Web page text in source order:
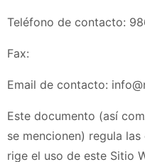
Teléfono de contacto:
Fax:
Email de contacto:
Este documento (así
se mencionen) regula
rige el uso de este Sitio